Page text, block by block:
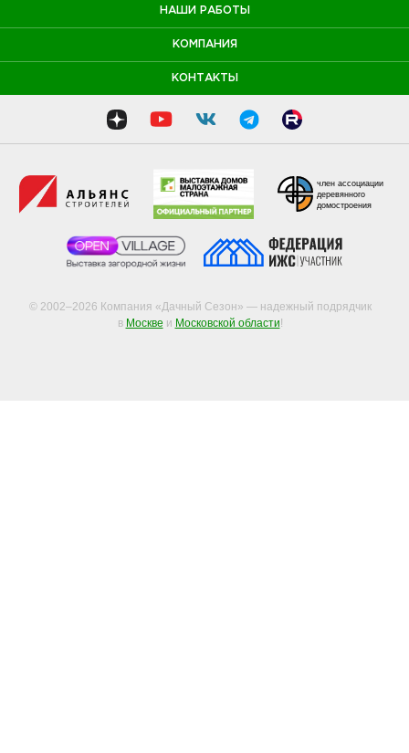
НАШИ РАБОТЫ
КОМПАНИЯ
КОНТАКТЫ
© 2002–2026 Компания «Дачный Сезон» — надежный подрядчик
в Москве и Московской области!
член ассоциации
деревянного
домостроения